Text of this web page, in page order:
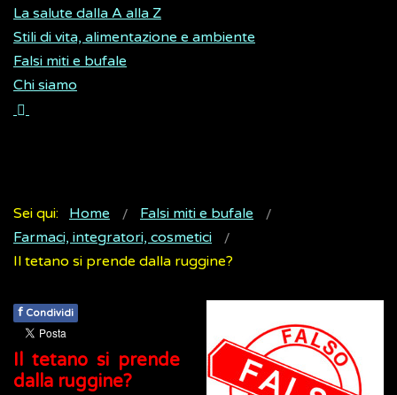
La salute dalla A alla Z
Stili di vita, alimentazione e ambiente
Falsi miti e bufale
Chi siamo
Sei qui: Home
Falsi miti e bufale
Farmaci, integratori, cosmetici
Il tetano si prende dalla ruggine?
f Condividi
Il tetano si prende
dalla ruggine?